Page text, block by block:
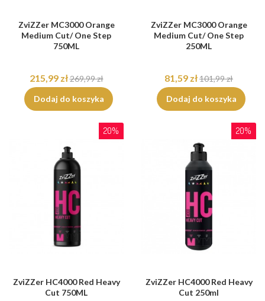
ZviZZer MC3000 Orange
Medium Cut/ One Step
750ML
215,99 zł269,99 zł
Dodaj do koszyka
ZviZZer MC3000 Orange
Medium Cut/ One Step
250ML
81,59 zł101,99 zł
Dodaj do koszyka
20%
ZviZZer HC4000 Red Heavy
Cut 750ML
20%
ZviZZer HC4000 Red Heavy
Cut 250ml